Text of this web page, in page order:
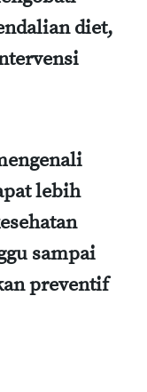
diet,
lebih
sampai
preventif